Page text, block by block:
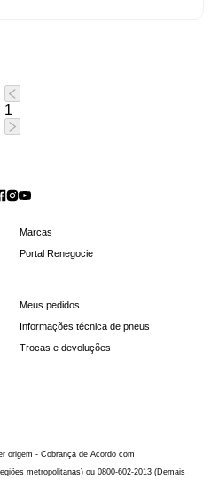
1
Marcas
Portal Renegocie
Meus pedidos
Informações técnica de pneus
Trocas e devoluções
origem - Cobrança de Acordo com
metropolitanas) ou 0800-602-2013 (Demais